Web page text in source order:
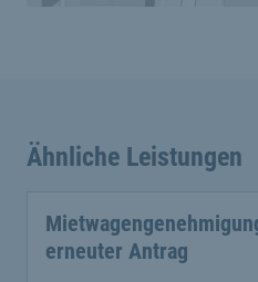
Ähnliche Leistungen
erneuter Antrag